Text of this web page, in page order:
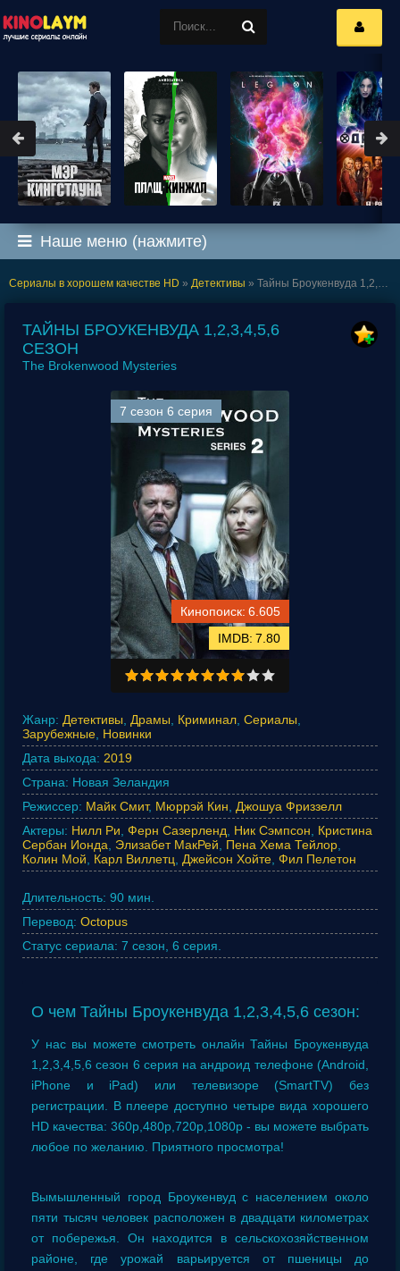
Наше меню (нажмите)
Сериалы в хорошем качестве HD » Детективы » Тайны Броукенвуда 1,2,3,4,5,6 сезон
ТАЙНЫ БРОУКЕНВУДА 1,2,3,4,5,6
СЕЗОН
The Brokenwood Mysteries
7 сезон 6 серия
6.605
7.80
Жанр: Детективы Драмы Криминал Сериалы
Зарубежные Новинки
Дата выхода: 2019
Страна: Новая Зеландия
Режиссер: Майк Смит, Мюррэй Кин
Джошуа Фриззелл
Актеры: Нилл Ри Ферн Сазерленд Ник Сэмпсон
Кристина
Сербан Ионда
Элизабет МакРей Пена Хема Тейлор
Колин Мой
Карл Виллетц Джейсон Хойте Фил Пелетон
Длительность: 90 мин.
Перевод: Octopus
Статус сериала: 7 сезон, 6 серия.
О чем Тайны Броукенвуда 1,2,3,4,5,6 сезон:
У нас вы можете смотреть онлайн Тайны Броукенвуда
1,2,3,4,5,6 сезон 6 серия на андроид телефоне (Android,
iPhone и iPad) или телевизоре (SmartTV) без
регистрации. В плеере доступно четыре вида хорошего
HD качества: 360p,480p,720p,1080p - вы можете выбрать
любое по желанию. Приятного просмотра!
Вымышленный город Броукенвуд с населением около
пяти тысяч человек расположен в двадцати километрах
от побережья. Он находится в сельскохозяйственном
районе, где урожай варьируется от пшеницы до